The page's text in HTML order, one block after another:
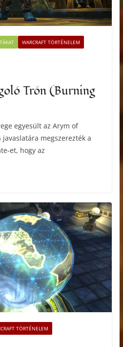
WARCRAFT TÖRTÉNELEM
Trón (Burning
egyesült az Arym of
megszerezték a
et, hogy az
TÖRTÉNELEM